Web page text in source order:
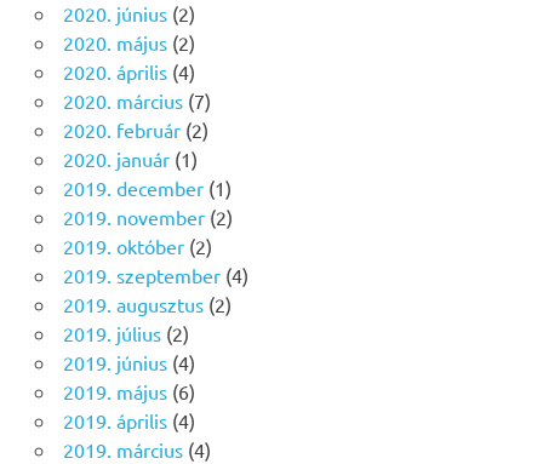
2020. június(2)
2020. május(2)
2020. április(4)
2020. március(7)
2020. február(2)
2020. január(1)
2019. december(1)
2019. november(2)
2019. október(2)
2019. szeptember(4)
2019. augusztus(2)
2019. július(2)
2019. június(4)
2019. május(6)
2019. április(4)
2019. március(4)